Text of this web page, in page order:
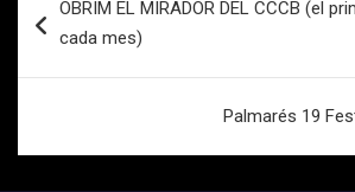
de
OBRIM EL MIRADOR DEL CCCB (el
cada mes)
Palmarés 19